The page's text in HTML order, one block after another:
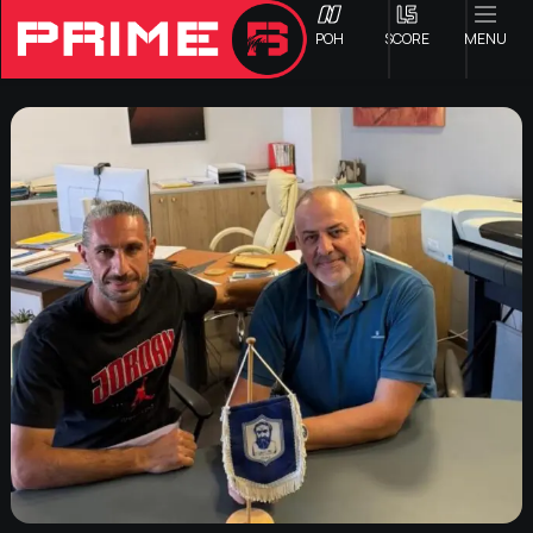
ΡΟΗ SCORE MENU
ΟΦΗ
Γ ΕΘΝΙΚΗ
Α1 ΕΠΣΗ
Α2 ΕΠΣΗ
Β1 ΕΠΣΗ
Β2 ΕΠΣΗ